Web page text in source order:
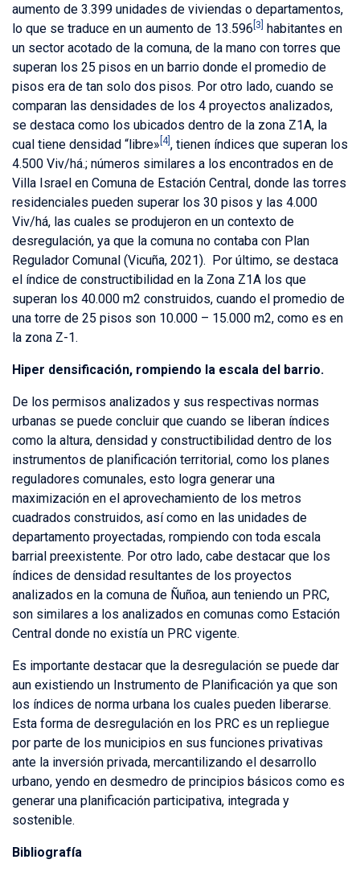
aumento de 3.399 unidades de viviendas o departamentos,
lo que se traduce en un aumento de 13.596 [3] habitantes en
un sector acotado de la comuna, de la mano con torres que
superan los 25 pisos en un barrio donde el promedio de
pisos era de tan solo dos pisos. Por otro lado, cuando se
comparan las densidades de los 4 proyectos analizados,
se destaca como los ubicados dentro de la zona Z1A, la
cual tiene densidad “libre» [4], tienen índices que superan los
4.500 Viv/há.; números similares a los encontrados en de
Villa Israel en Comuna de Estación Central, donde las torres
residenciales pueden superar los 30 pisos y las 4.000
Viv/há, las cuales se produjeron en un contexto de
desregulación, ya que la comuna no contaba con Plan
Regulador Comunal (Vicuña, 2021). Por último, se destaca
el índice de constructibilidad en la Zona Z1A los que
superan los 40.000 m2 construidos, cuando el promedio de
una torre de 25 pisos son 10.000 – 15.000 m2, como es en
la zona Z-1.
Hiper densificación, rompiendo la escala del barrio.
De los permisos analizados y sus respectivas normas
urbanas se puede concluir que cuando se liberan índices
como la altura, densidad y constructibilidad dentro de los
instrumentos de planificación territorial, como los planes
reguladores comunales, esto logra generar una
maximización en el aprovechamiento de los metros
cuadrados construidos, así como en las unidades de
departamento proyectadas, rompiendo con toda escala
barrial preexistente. Por otro lado, cabe destacar que los
índices de densidad resultantes de los proyectos
analizados en la comuna de Ñuñoa, aun teniendo un PRC,
son similares a los analizados en comunas como Estación
Central donde no existía un PRC vigente.
Es importante destacar que la desregulación se puede dar
aun existiendo un Instrumento de Planificación ya que son
los índices de norma urbana los cuales pueden liberarse.
Esta forma de desregulación en los PRC es un repliegue
por parte de los municipios en sus funciones privativas
ante la inversión privada, mercantilizando el desarrollo
urbano, yendo en desmedro de principios básicos como es
generar una planificación participativa, integrada y
sostenible.
Bibliografía